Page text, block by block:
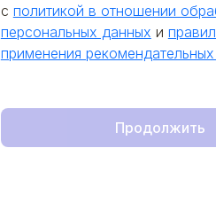
с политикой в отношении
персональных данных и
применения
Продолжить